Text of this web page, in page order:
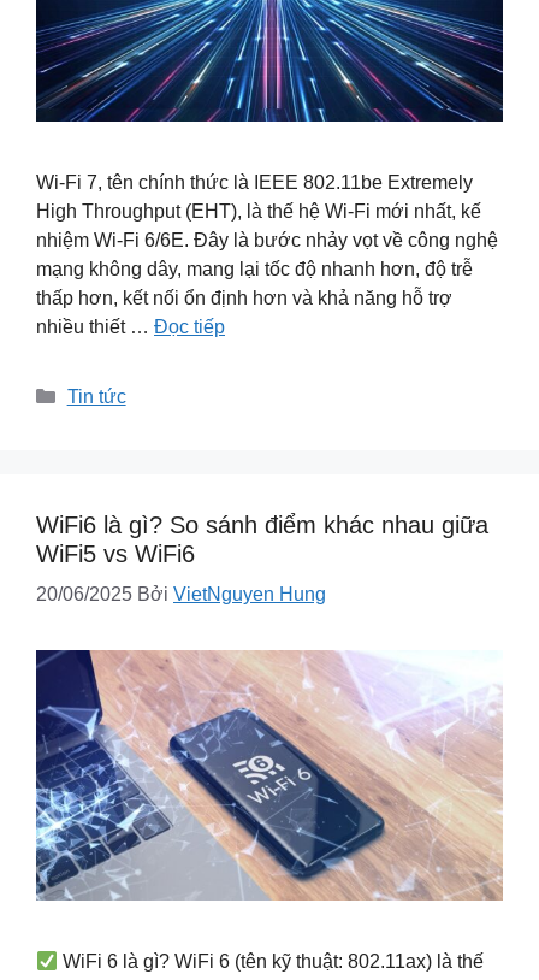
Wi-Fi 7, tên chính thức là IEEE 802.11be Extremely
High Throughput (EHT), là thế hệ Wi-Fi mới nhất, kế
nhiệm Wi-Fi 6/6E. Đây là bước nhảy vọt về công nghệ
mạng không dây, mang lại tốc độ nhanh hơn, độ trễ
thấp hơn, kết nối ổn định hơn và khả năng hỗ trợ
nhiều thiết … Đọc tiếp
Danh
Tin tức
WiFi6 là gì? So sánh điểm khác nhau giữa
WiFi5 vs WiFi6
20/06/2025 Bởi VietNguyen Hung
WiFi 6 là gì? WiFi 6 (tên kỹ thuật: 802.11ax) là thế